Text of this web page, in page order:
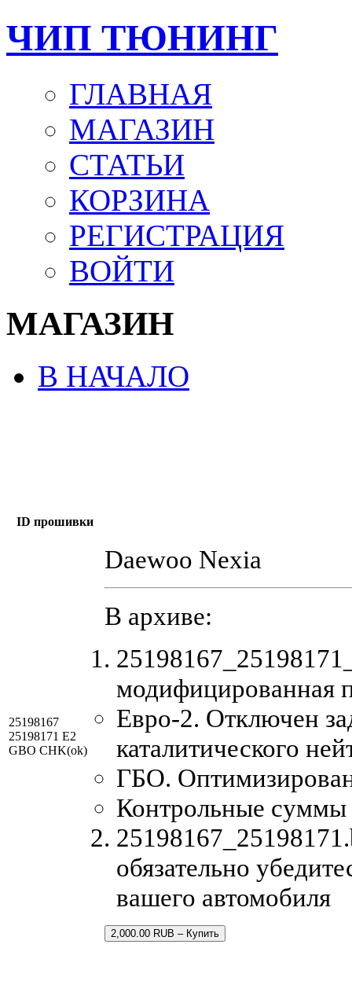
ЧИП ТЮНИНГ
ГЛАВНАЯ
МАГАЗИН
СТАТЬИ
КОРЗИНА
РЕГИСТРАЦИЯ
ВОЙТИ
МАГАЗИН
В НАЧАЛО
ID прошивки
25198167
25198171 E2
GBO CHK(ok)
Daewoo Nexia
В архиве:
модифицированная
Евро-2. Отключен
каталитического
ГБО.
Контрольные суммы
обязательно
вашего автомобиля
2,000.00 RUB – Купить